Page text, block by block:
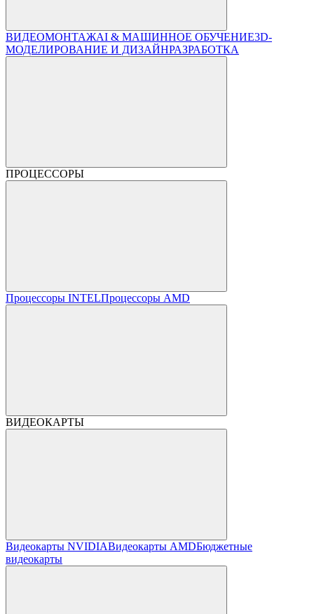
ВИДЕОМОНТАЖAI & МАШИННОЕ ОБУЧЕНИЕ3D-
МОДЕЛИРОВАНИЕ И ДИЗАЙНРАЗРАБОТКА
ПРОЦЕССОРЫ
Процессоры INTELПроцессоры AMD
ВИДЕОКАРТЫ
Видеокарты NVIDIAВидеокарты AMDБюджетные
видеокарты